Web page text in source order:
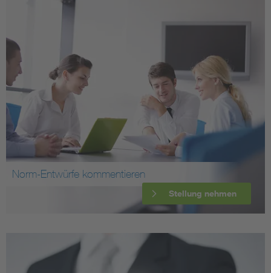
Norm-Entwürfe kommentieren
Stellung nehmen